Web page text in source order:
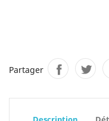
Partager